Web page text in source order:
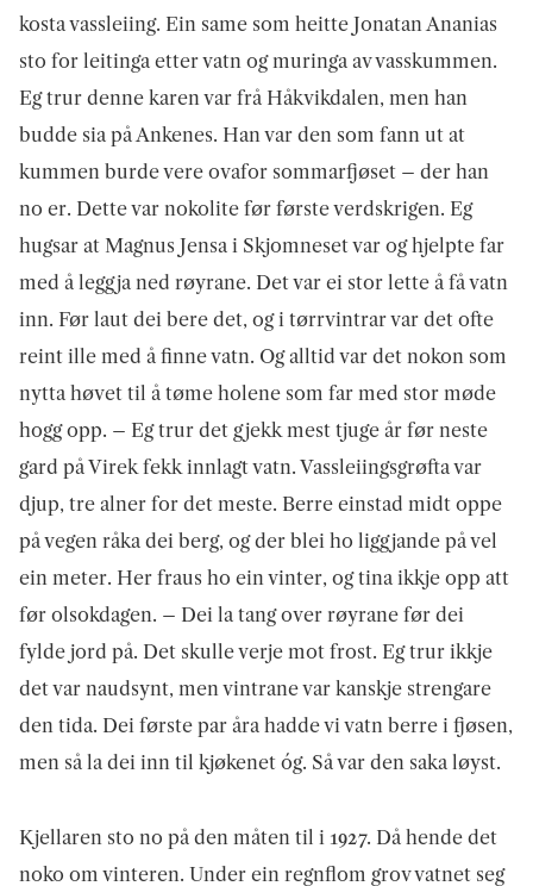
kosta vassleiing. Ein same som heitte Jonatan Ananias
sto for leitinga etter vatn og muringa av vasskummen.
Eg trur denne karen var frå Håkvikdal­en, men han
budde sia på Ankenes. Han var den som fann ut at
kummen burde vere ovafor sommarfjøset – der han
no er. Dette var nokolite før første verdskrigen. Eg
hugsar at Magnus Jensa i Skjomneset var og hjelpte far
med å leggja ned røyrane. Det var ei stor lette å få vatn
inn. Før laut dei bere det, og i tørrvintrar var det ofte
reint ille med å finne vatn. Og alltid var det nokon som
nytta høvet til å tøme holene som far med stor møde
hogg opp. – Eg trur det gjekk mest tjuge år før neste
gard på Virek fekk innlagt vatn. Vassleiings­grøfta var
djup, tre alner for det meste. Berre einstad midt oppe
på vegen råka dei berg, og der blei ho liggjande på vel
ein meter. Her fraus ho ein vinter, og tina ikkje opp att
før olsokdagen. – Dei la tang over røyrane før dei
fylde jord på. Det skulle verje mot frost. Eg trur ikkje
det var naudsynt, men vintrane var kanskje strengare
den tida. Dei første par åra hadde vi vatn berre i fjøsen,
men så la dei inn til kjøkenet óg. Så var den saka løyst.
Kjellaren sto no på den måten til i 1927. Då hende det
noko om vinteren. Under ein regnflom grov vatnet seg